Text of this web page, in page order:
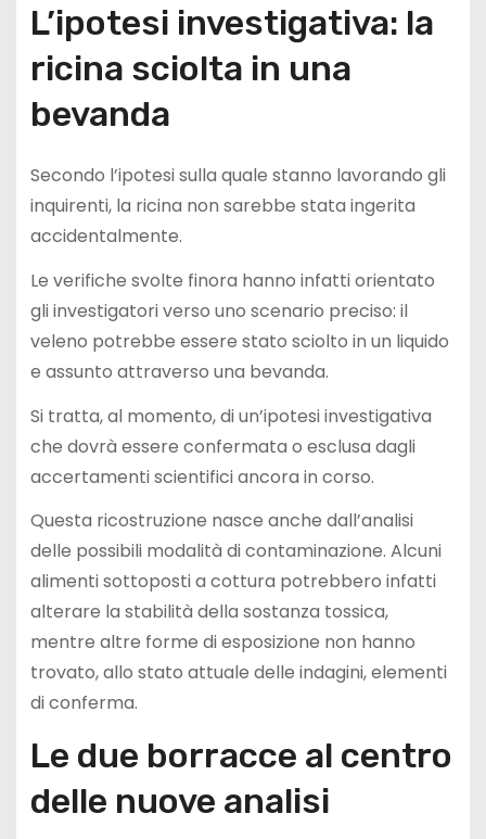
L’ipotesi investigativa: la
ricina sciolta in una
bevanda
Secondo l’ipotesi sulla quale stanno lavorando gli
inquirenti, la ricina non sarebbe stata ingerita
accidentalmente.
Le verifiche svolte finora hanno infatti orientato
gli investigatori verso uno scenario preciso: il
veleno potrebbe essere stato sciolto in un liquido
e assunto attraverso una bevanda.
Si tratta, al momento, di un’ipotesi investigativa
che dovrà essere confermata o esclusa dagli
accertamenti scientifici ancora in corso.
Questa ricostruzione nasce anche dall’analisi
delle possibili modalità di contaminazione. Alcuni
alimenti sottoposti a cottura potrebbero infatti
alterare la stabilità della sostanza tossica,
mentre altre forme di esposizione non hanno
trovato, allo stato attuale delle indagini, elementi
di conferma.
Le due borracce al centro
delle nuove analisi